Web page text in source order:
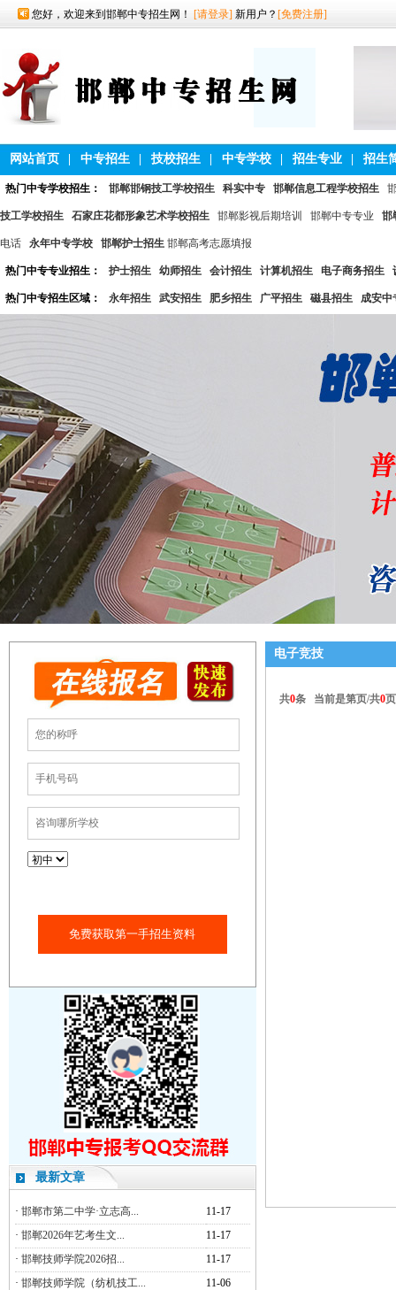
您好，欢迎来到邯郸中专招生网！ [请登录] 新用户？ [免费注册]
网站首页 中专招生 技校招生 中专学校 招生专业 招生
热门中专学校招生： 邯郸邯钢技工学校招生 科实中专 邯郸信息工程学校招生
技工学校招生 石家庄花都形象艺术学校招生 邯郸影视后期培训 邯郸中专专业 邯
电话 永年中专学校 邯郸护士招生 邯郸高考志愿填报
热门中专专业招生： 护士招生 幼师招生 会计招生 计算机招生 电子商务招生
热门中专招生区域： 永年招生 武安招生 肥乡招生 广平招生 磁县招生 成安中
免费获取第一手招生资料
最新文章
· 邯郸市第二中学·立志高...
11-17
· 邯郸2026年艺考生文...
11-17
· 邯郸技师学院2026招...
11-17
· 邯郸技师学院（纺机技工...
11-06
电子竞技
共0条 当前是第页/共0页